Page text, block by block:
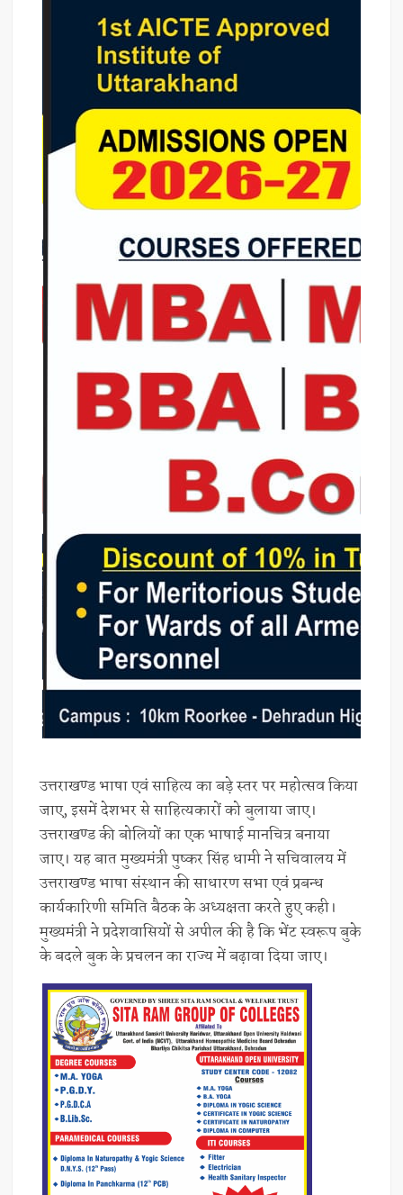
उत्तराखण्ड भाषा एवं साहित्य का बड़े स्तर पर महोत्सव किया
जाए, इसमें देशभर से साहित्यकारों को बुलाया जाए।
उत्तराखण्ड की बोलियों का एक भाषाई मानचित्र बनाया
जाए। यह बात मुख्यमंत्री पुष्कर सिंह धामी ने सचिवालय में
उत्तराखण्ड भाषा संस्थान की साधारण सभा एवं प्रबन्ध
कार्यकारिणी समिति बैठक के अध्यक्षता करते हुए कही।
मुख्यमंत्री ने प्रदेशवासियों से अपील की है कि भेंट स्वरूप बुके
के बदले बुक के प्रचलन का राज्य में बढ़ावा दिया जाए।